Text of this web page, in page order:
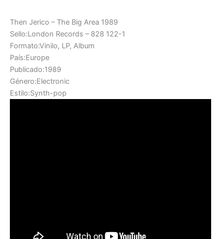
Then Jerico – The Big Area 1989
Sello:London Records – 828 122-1
Formato:Vinilo, LP, Album
País:Europe
Publicado:1989
Género:Electronic
Estilo:Synth-pop